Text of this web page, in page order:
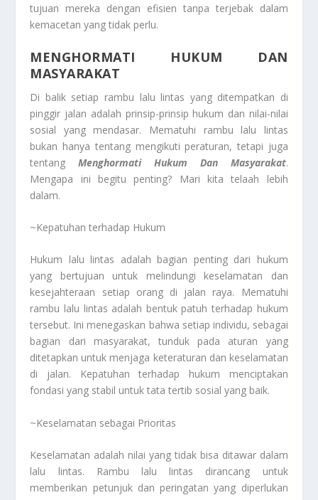
tujuan mereka dengan efisien tanpa terjebak dalam
kemacetan yang tidak perlu.
MENGHORMATI HUKUM DAN
MASYARAKAT
Di balik setiap rambu lalu lintas yang ditempatkan di
pinggir jalan adalah prinsip-prinsip hukum dan nilai-nilai
sosial yang mendasar. Mematuhi rambu lalu lintas
bukan hanya tentang mengikuti peraturan, tetapi juga
tentangMenghormati Hukum Dan Masyarakat.
Mengapa ini begitu penting? Mari kita telaah lebih
dalam.
~Kepatuhan terhadap Hukum
Hukum lalu lintas adalah bagian penting dari hukum
yang bertujuan untuk melindungi keselamatan dan
kesejahteraan setiap orang di jalan raya. Mematuhi
rambu lalu lintas adalah bentuk patuh terhadap hukum
tersebut. Ini menegaskan bahwa setiap individu, sebagai
bagian dari masyarakat, tunduk pada aturan yang
ditetapkan untuk menjaga keteraturan dan keselamatan
di jalan. Kepatuhan terhadap hukum menciptakan
fondasi yang stabil untuk tata tertib sosial yang baik.
~Keselamatan sebagai Prioritas
Keselamatan adalah nilai yang tidak bisa ditawar dalam
lalu lintas. Rambu lalu lintas dirancang untuk
memberikan petunjuk dan peringatan yang diperlukan